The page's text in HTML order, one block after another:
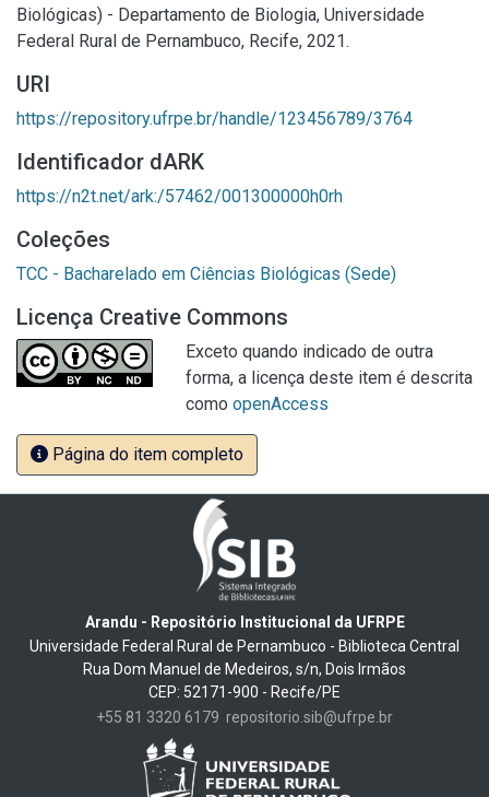
Biológicas) - Departamento de Biologia, Universidade
Federal Rural de Pernambuco, Recife, 2021.
URI
https://repository.ufrpe.br/handle/123456789/3764
Identificador dARK
https://n2t.net/ark:/57462/001300000h0rh
Coleções
TCC - Bacharelado em Ciências Biológicas (Sede)
Licença Creative Commons
Exceto quando indicado de outra
forma, a licença deste item é descrita
como openAccess
Página do item completo
Arandu - Repositório Institucional da UFRPE
Universidade Federal Rural de Pernambuco - Biblioteca Central
Rua Dom Manuel de Medeiros, s/n, Dois Irmãos
CEP: 52171-900 - Recife/PE
+55 81 3320 6179 repositorio.sib@ufrpe.br